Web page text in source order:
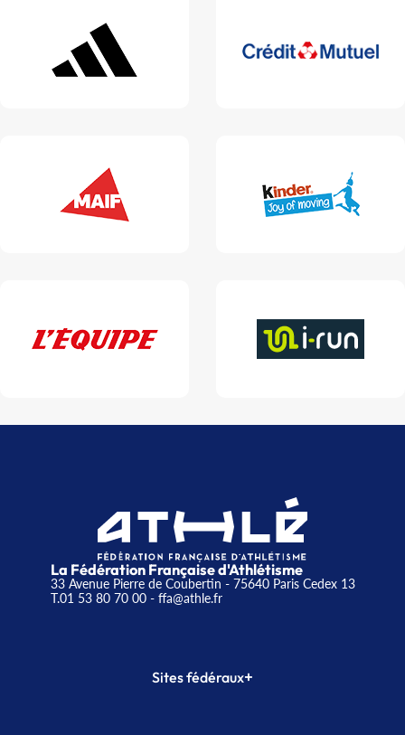
La Fédération Française d'Athlétisme
33 Avenue Pierre de Coubertin - 75640 Paris Cedex 13
T.01 53 80 70 00- ffa@athle.fr
Sites fédéraux+